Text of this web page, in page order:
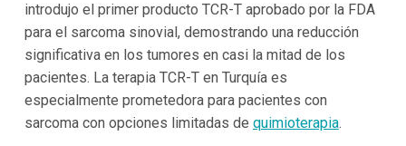
introdujo el primer producto TCR-T aprobado por la FDA
para el sarcoma sinovial, demostrando una reducción
significativa en los tumores en casi la mitad de los
pacientes. La terapia TCR-T en Turquía es
especialmente prometedora para pacientes con
sarcoma con opciones limitadas de quimioterapia.